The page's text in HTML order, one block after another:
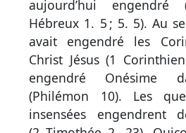
aujourd’hui engendré
Hébreux 1. 5 ; 5. 5). Au
avait engendré les
Christ Jésus (1
engendré Onésime
(Philémon 10). Les
insensées engendrent
Infos
complémentaires
Abréviations